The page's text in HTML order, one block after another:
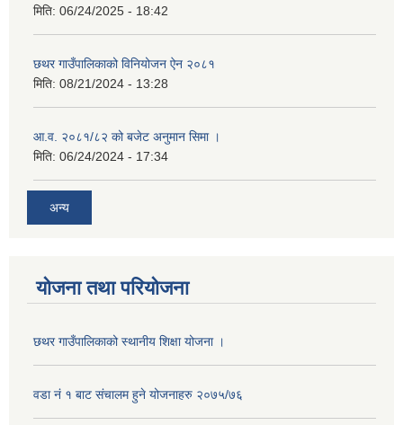
मिति: 06/24/2025 - 18:42
छथर गाउँपालिकाको विनियोजन ऐन २०८१
मिति: 08/21/2024 - 13:28
आ.व. २०८१/८२ को बजेट अनुमान सिमा ।
मिति: 06/24/2024 - 17:34
अन्य
योजना तथा परियोजना
छथर गाउँपालिकाको स्थानीय शिक्षा योजना ।
वडा नं १ बाट संचालम हुने योजनाहरु २०७५/७६